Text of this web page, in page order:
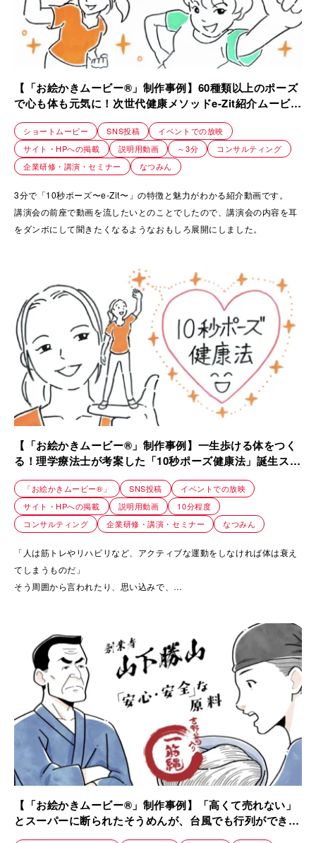
【「お絵かきムービー®」制作事例】60種類以上のポーズ
で心も体も元気に！次世代健康メソッドe-Zit紹介ムービー
｜株式会社スタジオユウ
ショートムービー SNS投稿
イベントでの放映
サイト・HPへの掲載
説明用動画 ～3分
コンサルティング
企業研修・講演・セミナー
なつみん
3分で「10秒ポーズ〜e-Zit〜」の特徴と魅力がわかる紹介動画です。
講演会の前座で動画を流したいとのことでしたので、講演会の内容を耳
をダンボにして聞きたくなるようなおもしろ展開にしました。
【「お絵かきムービー®」制作事例】一生歩ける体をつく
る！理学療法士が考案した「10秒ポーズ健康法」誕生スト
ーリー｜株式会社スタジオユウ
「お絵かきムービー®」 SNS投稿
イベントでの放映
サイト・HPへの掲載
説明用動画
10分程度
コンサルティング
企業研修・講演・セミナー なつみん
「人は筋トレやリハビリなど、アクティブな運動をしなければ体は衰え
てしまうものだ」
そう周囲から言われたり、思い込みで、
逆に、患者様を思うような成果に導けず、自分を責め、悩んでいる理学
療法士や関係者も多い。
その両者の心身を救う画期的なメソッド「10秒ポーズ」は、「体を止め
てポーズをとる」ことで「一生歩ける」土台作りができます。
今回はそれを共に拡める同志募集の目的で制作されました。
10秒ポーズを開発された、理学療法士・福田様の人を想う優しさ、強い
メッセージが、ストーリーから伝わるように工夫しました。
【「お絵かきムービー®」制作事例】「高くて売れない」
とスーパーに断られたそうめんが、台風でも行列ができる
ほど愛される理由を描いたストーリー動画｜株式会社三輪